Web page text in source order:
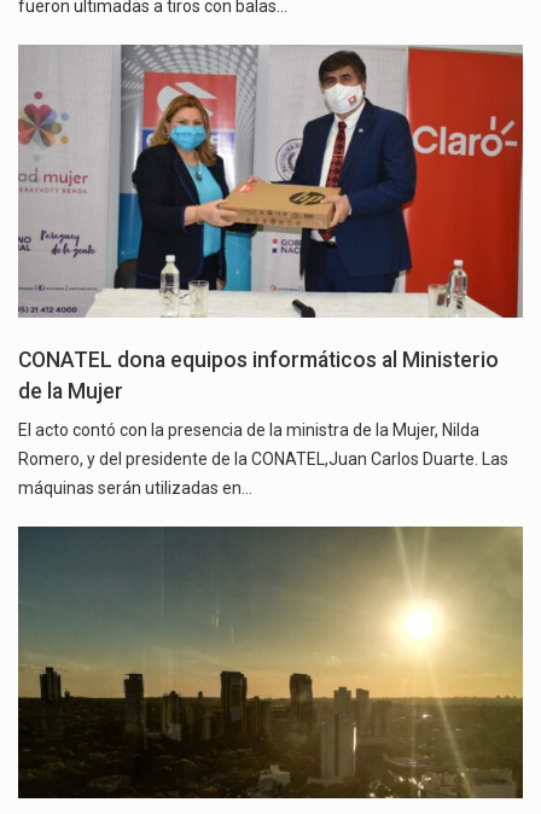
fueron ultimadas a tiros con balas…
CONATEL dona equipos informáticos al Ministerio
de la Mujer
El acto contó con la presencia de la ministra de la Mujer, Nilda
Romero, y del presidente de la CONATEL,Juan Carlos Duarte. Las
máquinas serán utilizadas en…